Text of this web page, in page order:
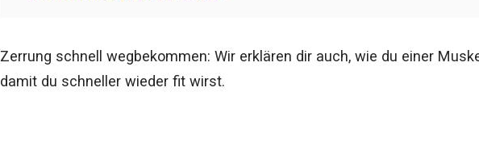
Zerrung schnell wegbekommen: Wir erklären dir auch, wie du einer
damit du schneller wieder fit wirst.